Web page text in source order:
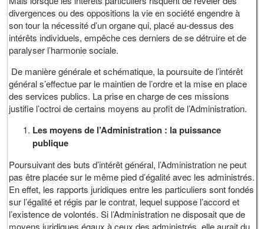
divergences ou des oppositions la vie en société engendre à
son tour la nécessité d’un organe qui, placé au-dessus des
intérêts individuels, empêche ces derniers de se détruire et de
paralyser l’harmonie sociale.
De manière générale et schématique, la poursuite de l’intérêt
général s’effectue par le maintien de l’ordre et la mise en place
des services publics. La prise en charge de ces missions
justifie l’octroi de certains moyens au profit de l’Administration.
Les moyens de l’Administration : la puissance
publique
Poursuivant des buts d’intérêt général, l’Administration ne peut
pas être placée sur le même pied d’égalité avec les administrés.
En effet, les rapports juridiques entre les particuliers sont fondés
sur l’égalité et régis par le contrat, lequel suppose l’accord et
l’existence de volontés. Si l’Administration ne disposait que de
moyens juridiques égaux à ceux des administrés, elle aurait du